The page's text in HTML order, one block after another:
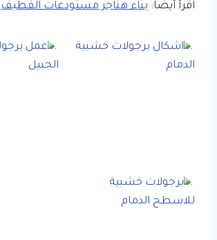
اقرأ أيضاً: بناء هناجر مستودعات القطيف